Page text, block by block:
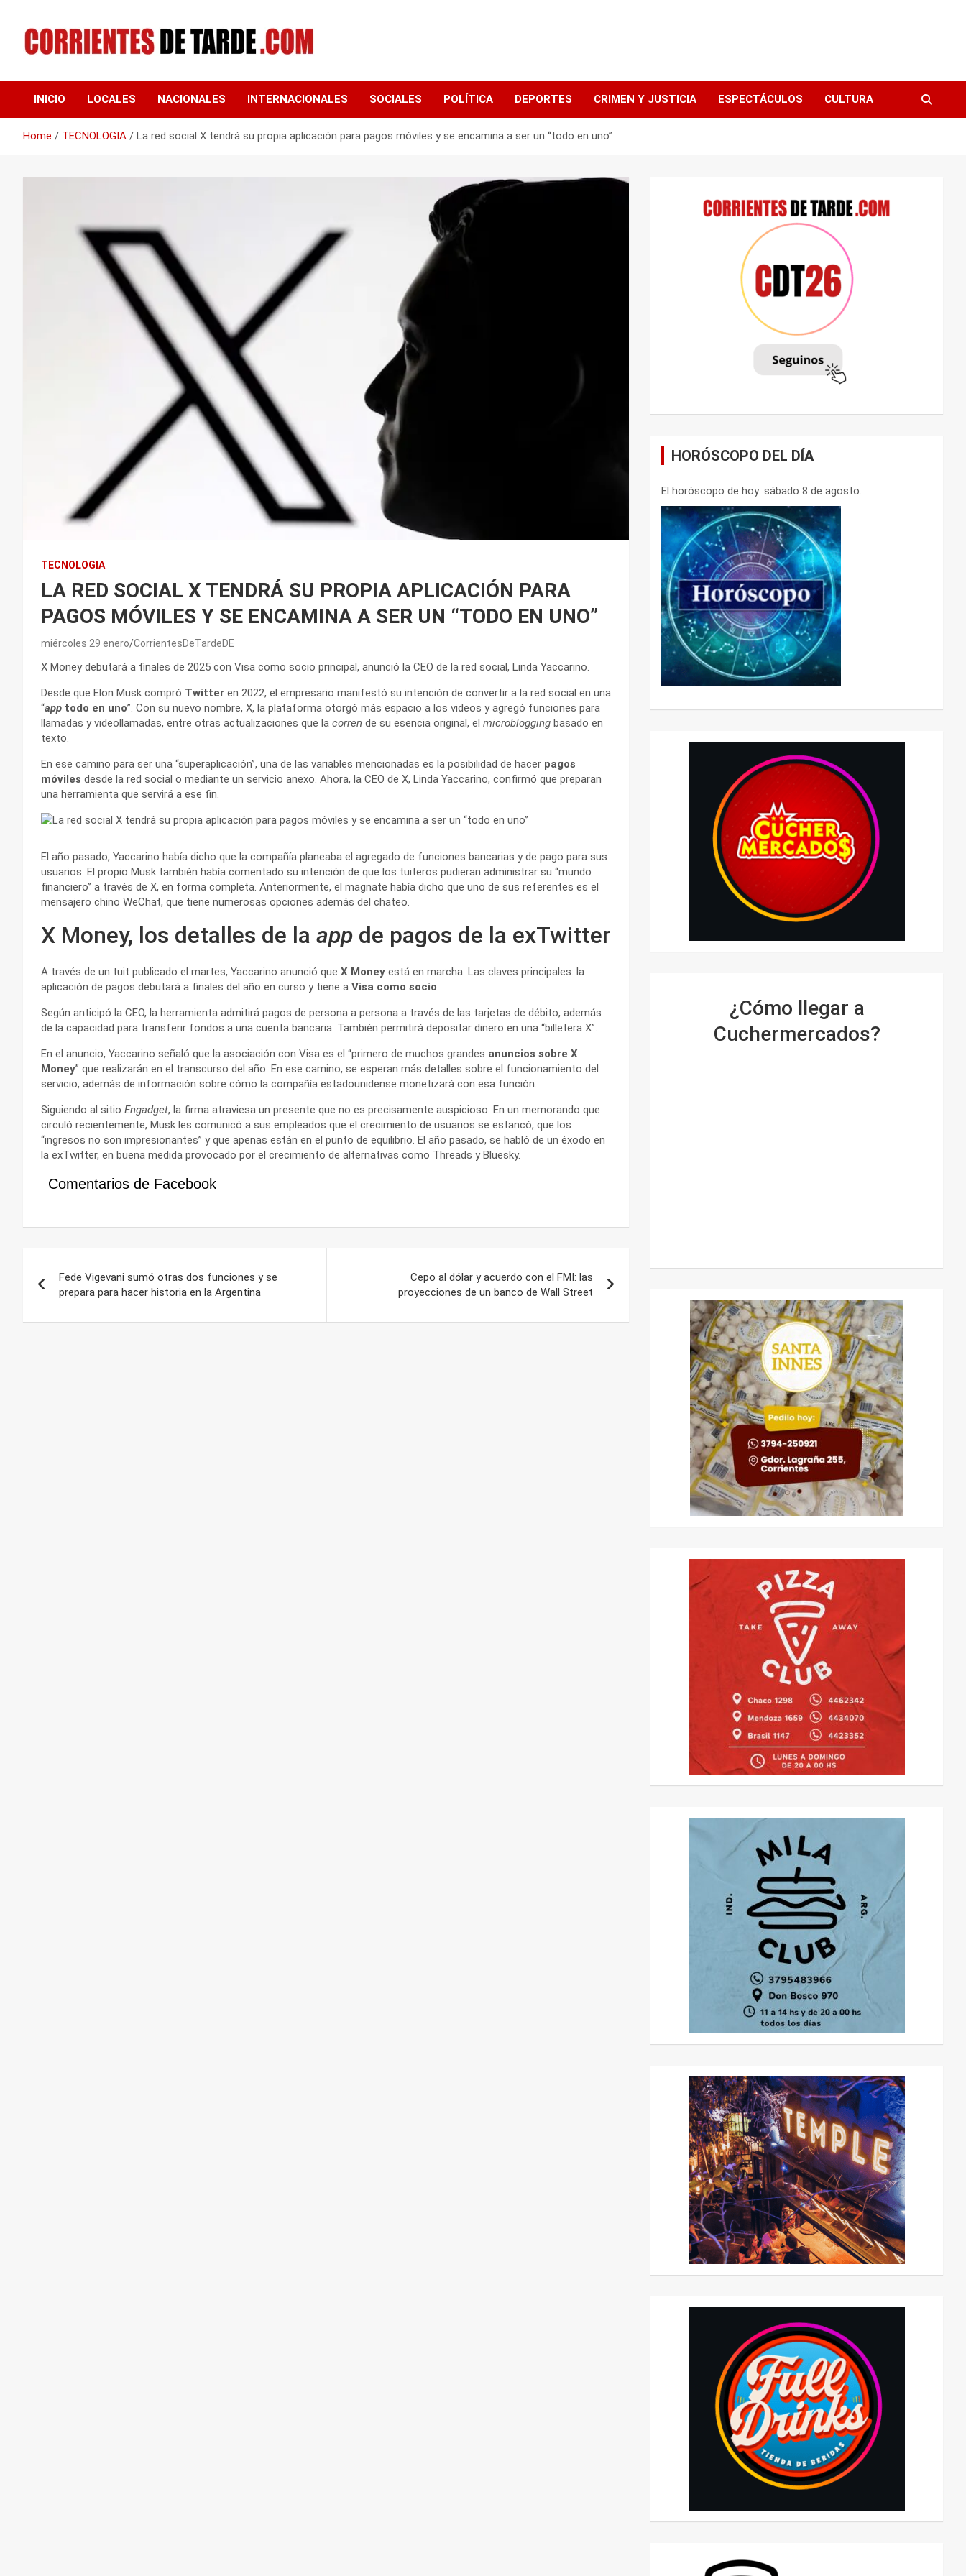
content
CORRIENTES DE
TARDE
INICIO LOCALES NACIONALES INTERNACIONALES SOCIALES POLÍTICA DEPORTES CRIMEN Y JUSTICIA ESPECTÁCULOS CULTURA
Home TECNOLOGIA La red social X tendrá su propia aplicación para pagos móviles y se encamina a ser un “todo en uno”
TECNOLOGIA
LA RED SOCIAL X TENDRÁ SU PROPIA APLICACIÓN PARA
PAGOS MÓVILES Y SE ENCAMINA A SER UN “TODO EN UNO”
miércoles 29 enero CorrientesDeTardeDE
X Money debutará a finales de 2025 con Visa como socio principal, anunció la CEO de la red social, Linda Yaccarino.
Desde que Elon Musk compró Twitter en 2022, el empresario manifestó su intención de convertir a la red social en una
“app todo en uno”. Con su nuevo nombre, X, la plataforma otorgó más espacio a los videos y agregó funciones para
llamadas y videollamadas, entre otras actualizaciones que la corren de su esencia original, el microblogging basado en
texto.
En ese camino para ser una “superaplicación”, una de las variables mencionadas es la posibilidad de hacer pagos
móviles desde la red social o mediante un servicio anexo. Ahora, la CEO de X, Linda Yaccarino, confirmó que preparan
una herramienta que servirá a ese fin.
El año pasado, Yaccarino había dicho que la compañía planeaba el agregado de funciones bancarias y de pago para sus
usuarios. El propio Musk también había comentado su intención de que los tuiteros pudieran administrar su “mundo
financiero” a través de X, en forma completa. Anteriormente, el magnate había dicho que uno de sus referentes es el
mensajero chino WeChat, que tiene numerosas opciones además del chateo.
X Money, los detalles de la app de pagos de la exTwitter
A través de un tuit publicado el martes, Yaccarino anunció que X Money está en marcha. Las claves principales: la
aplicación de pagos debutará a finales del año en curso y tiene a Visa como socio.
Según anticipó la CEO, la herramienta admitirá pagos de persona a persona a través de las tarjetas de débito, además
de la capacidad para transferir fondos a una cuenta bancaria. También permitirá depositar dinero en una “billetera X”.
En el anuncio, Yaccarino señaló que la asociación con Visa es el “primero de muchos grandes anuncios sobre X
Money” que realizarán en el transcurso del año. En ese camino, se esperan más detalles sobre el funcionamiento del
servicio, además de información sobre cómo la compañía estadounidense monetizará con esa función.
Siguiendo al sitio Engadget, la firma atraviesa un presente que no es precisamente auspicioso. En un memorando que
circuló recientemente, Musk les comunicó a sus empleados que el crecimiento de usuarios se estancó, que los
“ingresos no son impresionantes” y que apenas están en el punto de equilibrio. El año pasado, se habló de un éxodo en
la exTwitter, en buena medida provocado por el crecimiento de alternativas como Threads y Bluesky.
Comentarios de Facebook
de
entradas
Fede Vigevani sumó otras dos funciones y se
prepara para hacer historia en la Argentina
Cepo al dólar y acuerdo con el FMI: las
proyecciones de un banco de Wall Street
HORÓSCOPO DEL DÍA
El horóscopo de hoy: sábado 8 de agosto.
¿Cómo llegar a
Cuchermercados?